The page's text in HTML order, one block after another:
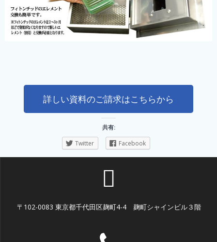
詳しい資料のご請求はこちらから
共有:
Twitter Facebook
〒102-0083 東京都千代田区麹町4-4 麹町シャインビル３階